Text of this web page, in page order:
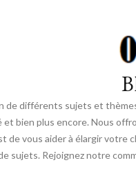
de différents sujets et
bien plus encore. Nous
vous aider à élargir
sujets. Rejoignez notre